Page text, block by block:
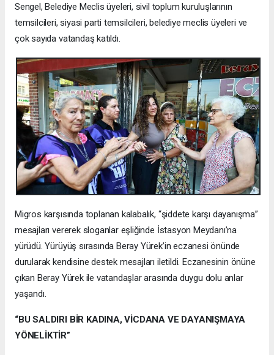
Sengel, Belediye Meclis üyeleri, sivil toplum kuruluşlarının
temsilcileri, siyasi parti temsilcileri, belediye meclis üyeleri ve
çok sayıda vatandaş katıldı.
Migros karşısında toplanan kalabalık, “şiddete karşı dayanışma”
mesajları vererek sloganlar eşliğinde İstasyon Meydanı’na
yürüdü. Yürüyüş sırasında Beray Yürek’in eczanesi önünde
durularak kendisine destek mesajları iletildi. Eczanesinin önüne
çıkan Beray Yürek ile vatandaşlar arasında duygu dolu anlar
yaşandı.
“BU SALDIRI BİR KADINA, VİCDANA VE DAYANIŞMAYA
YÖNELİKTİR”